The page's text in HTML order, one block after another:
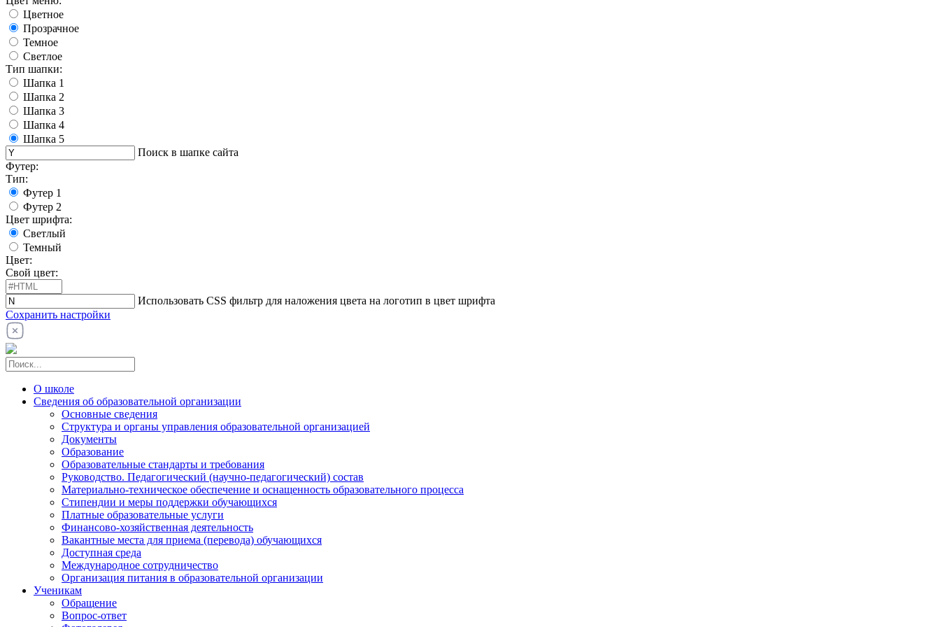
Цветное
Прозрачное
Темное
Светлое
Тип шапки:
Шапка 1
Шапка 2
Шапка 3
Шапка 4
Шапка 5
Поиск в шапке сайта
Футер:
Тип:
Футер 1
Футер 2
Цвет шрифта:
Светлый
Темный
Цвет:
Свой цвет:
Использовать CSS фильтр для наложения цвета на логотип в цвет шрифта
Сохранить настройки
О школе
Сведения об образовательной организации
Основные сведения
Структура и органы управления образовательной организацией
Документы
Образование
Образовательные стандарты и требования
Руководство. Педагогический (научно-педагогический) состав
Материально-техническое обеспечение и оснащенность образовательного процесса
Стипендии и меры поддержки обучающихся
Платные образовательные услуги
Финансово-хозяйственная деятельность
Вакантные места для приема (перевода) обучающихся
Доступная среда
Международное сотрудничество
Организация питания в образовательной организации
Ученикам
Обращение
Вопрос-ответ